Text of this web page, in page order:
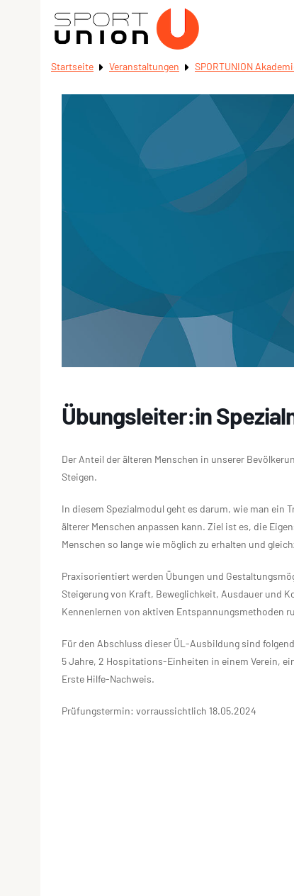
Startseite Veranstaltungen SPORTUNION
Übungsleiter:in
Der Anteil der älteren Menschen in unserer
Steigen.
In diesem Spezialmodul geht es darum, wie man
älterer Menschen anpassen kann. Ziel ist es, die
Menschen so lange wie möglich zu erhalten und
Praxisorientiert werden Übungen und
Steigerung von Kraft, Beweglichkeit, Ausdauer und
Kennenlernen von aktiven Entspannungsmethoden
Für den Abschluss dieser ÜL-Ausbildung sind
5 Jahre, 2 Hospitations-Einheiten in einem Verein,
Erste Hilfe-Nachweis.
Prüfungstermin: vorraussichtlich 18.05.2024